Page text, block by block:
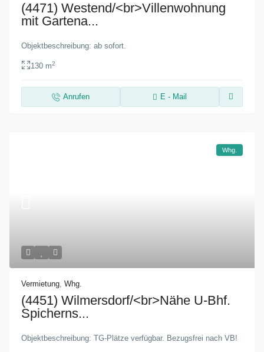
(4471) Westend/<br>Villenwohnung
mit Gartena...
Objektbeschreibung: ab sofort.
130 m2
Anrufen E - Mail
Whg.
Vermietung,Whg.
(4451) Wilmersdorf/<br>Nähe U-Bhf.
Spicherns...
Objektbeschreibung: TG-Plätze verfügbar. Bezugsfrei nach VB!